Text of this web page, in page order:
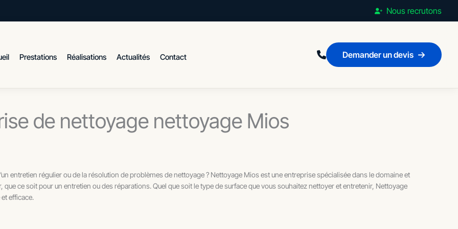
Nous recrutons
Prestations Réalisations Actualités Contact Demander un devis
de nettoyage nettoyage Mios
entretien régulier ou de la résolution de problèmes de nettoyage ? Nettoyage Mios est une entreprise spécialisée dans le domaine et
ce soit pour un entretien ou des réparations. Quel que soit le type de surface que vous souhaitez nettoyer et entretenir, Nettoyage
efficace.